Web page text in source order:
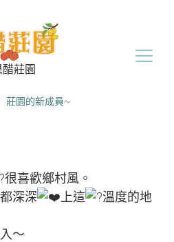
莊園
莊園的新成員~
很喜歡鄉村風。
深深
上這
溫度的地
～